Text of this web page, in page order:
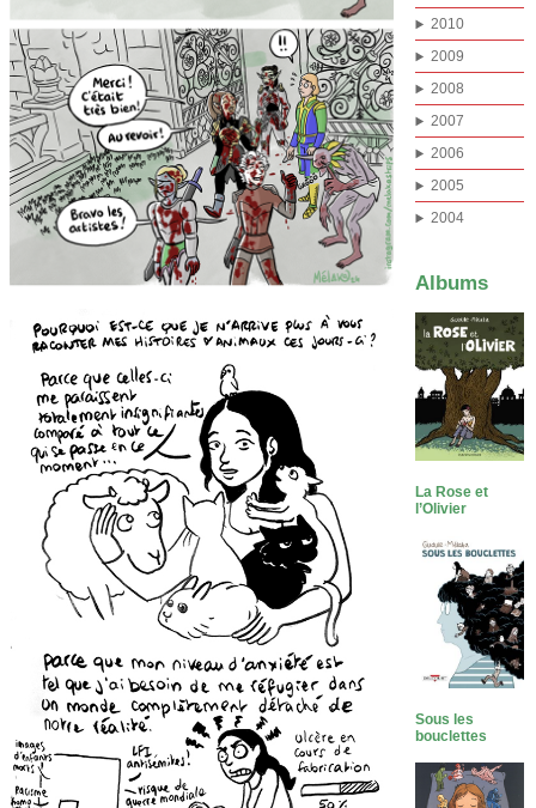
2010
2009
2008
2007
2006
2005
2004
Albums
La Rose et
l’Olivier
Sous les
bouclettes